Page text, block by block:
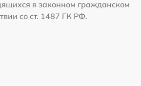
в законном гражданском
со ст. 1487 ГК РФ.